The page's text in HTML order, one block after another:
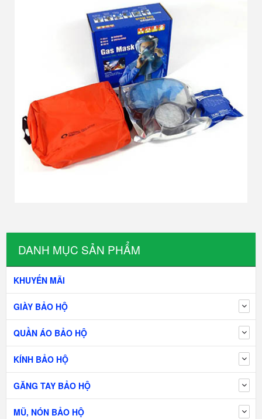
DANH MỤC SẢN PHẨM
KHUYẾN MÃI
GIÀY BẢO HỘ
QUẦN ÁO BẢO HỘ
KÍNH BẢO HỘ
GĂNG TAY BẢO HỘ
MŨ, NÓN BẢO HỘ